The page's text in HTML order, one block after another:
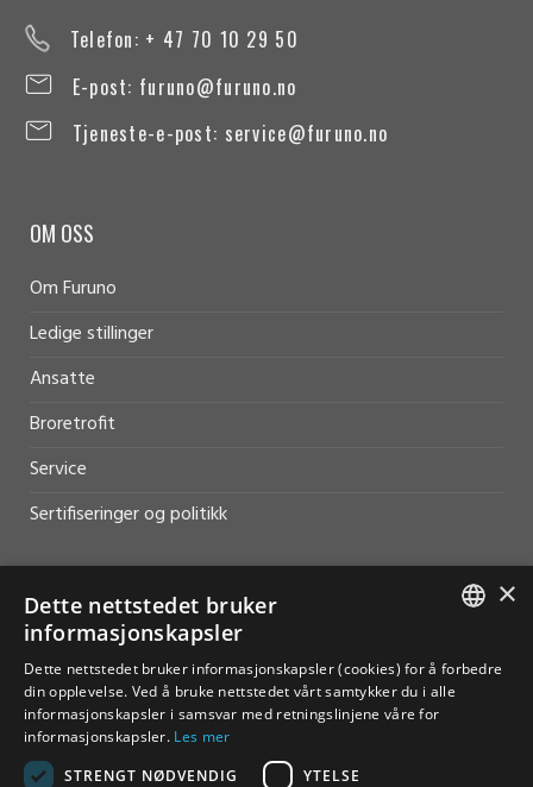
Telefon: + 47 70 10 29 50
E-post: furuno@furuno.no
Tjeneste-e-post: service@furuno.no
OM OSS
Om Furuno
Ledige stillinger
Ansatte
Broretrofit
Service
Sertifiseringer og politikk
HJELP OG SUPPORT
Salg
Kontakt
ENGLISH
×
Dette nettstedet bruker
informasjonskapsler
Dette nettstedet bruker informasjonskapsler (cookies) for å forbedre
din opplevelse. Ved å bruke nettstedet vårt samtykker du i alle
informasjonskapsler i samsvar med retningslinjene våre for
informasjonskapsler. Les mer
STRENGT NØDVENDIG
YTELSE